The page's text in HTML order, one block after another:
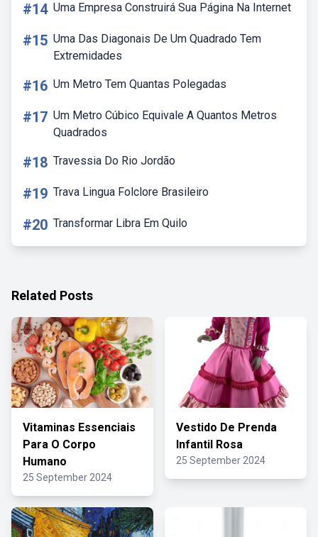
#14 Uma Empresa Construirá Sua Página Na Internet
#15 Uma Das Diagonais De Um Quadrado Tem
Extremidades
#16 Um Metro Tem Quantas Polegadas
#17 Um Metro Cúbico Equivale A Quantos Metros
Quadrados
#18 Travessia Do Rio Jordão
#19 Trava Lingua Folclore Brasileiro
#20 Transformar Libra Em Quilo
Related Posts
Vitaminas Essenciais
Para O Corpo
Humano
25 September 2024
Vestido De Prenda
Infantil Rosa
25 September 2024